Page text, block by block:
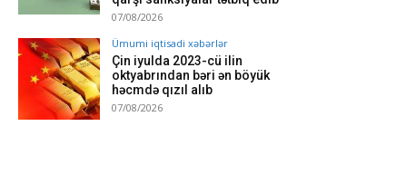
07/08/2026
Ümumi iqtisadi xəbərlər
Çin iyulda 2023-cü ilin
oktyabrından bəri ən böyük
həcmdə qızıl alıb
07/08/2026